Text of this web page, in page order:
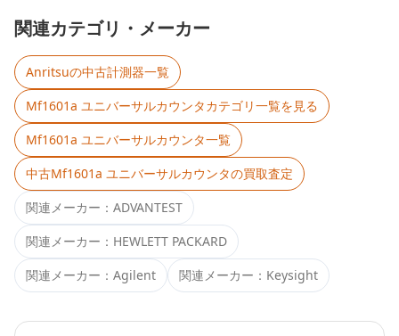
関連カテゴリ・メーカー
Anritsuの中古計測器一覧
Mf1601a ユニバーサルカウンタカテゴリ一覧を見る
Mf1601a ユニバーサルカウンタ一覧
中古Mf1601a ユニバーサルカウンタの買取査定
関連メーカー： ADVANTEST
関連メーカー： HEWLETT PACKARD
関連メーカー： Agilent 関連メーカー： Keysight